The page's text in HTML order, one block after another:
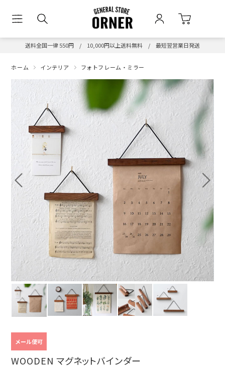
送料全国一律 550円 / 10,000円以上送料無料 / 最短翌営業日発送
ホーム インテリア フォトフレーム・ミラー
メール便可
WOODEN マグネットバインダー